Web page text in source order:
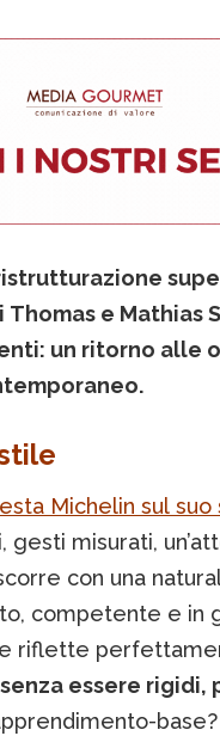
e Mathias
un ritorno alle
Michelin sul suo
gesti misurati,
con una
competente e in
riflette
essere rigidi,
base?